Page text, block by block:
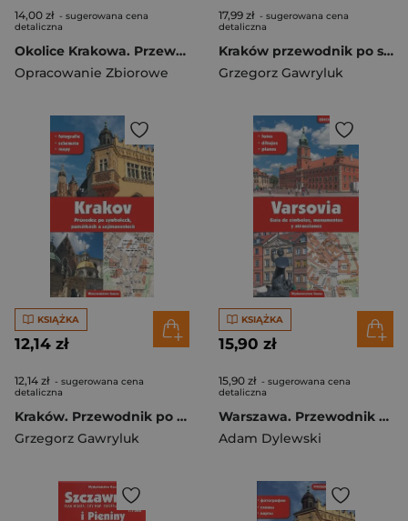
14,00 zł - sugerowana cena
detaliczna
Okolice Krakowa. Przewodnik
Opracowanie Zbiorowe
17,99 zł - sugerowana cena
detaliczna
Kraków przewodnik po symbolach zabytkach i atrakcjach wer. portugalska
Grzegorz Gawryluk
KSIĄŻKA
12,14 zł
12,14 zł - sugerowana cena
detaliczna
Kraków. Przewodnik po symbolach zabytkach i atrakcjach wer. czeska
Grzegorz Gawryluk
KSIĄŻKA
15,90 zł
15,90 zł - sugerowana cena
detaliczna
Warszawa. Przewodnik po symbolach zabytkach i atrakcjach wer. hiszpańska
Adam Dylewski